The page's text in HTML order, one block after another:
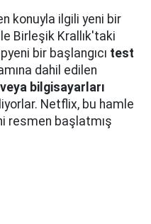
konuyla ilgili yeni bir
Birleşik Krallık'taki
bir başlangıcı test
dahil edilen
bilgisayarları
Netflix, bu hamle
resmen başlatmış